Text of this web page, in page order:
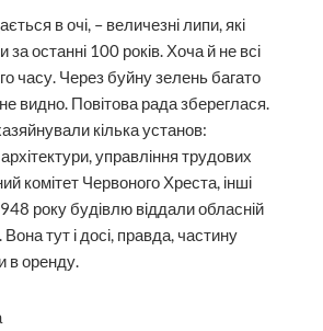
в очі, – величезні липи, які
останні 100 років. Хоча й не всі
часу. Через буйну зелень багато
видно. Повітова рада збереглася.
кілька установ:
управління трудових
комітет Червоного Хреста, інші
року будівлю віддали обласній
тут і досі, правда, частину
в оренду.